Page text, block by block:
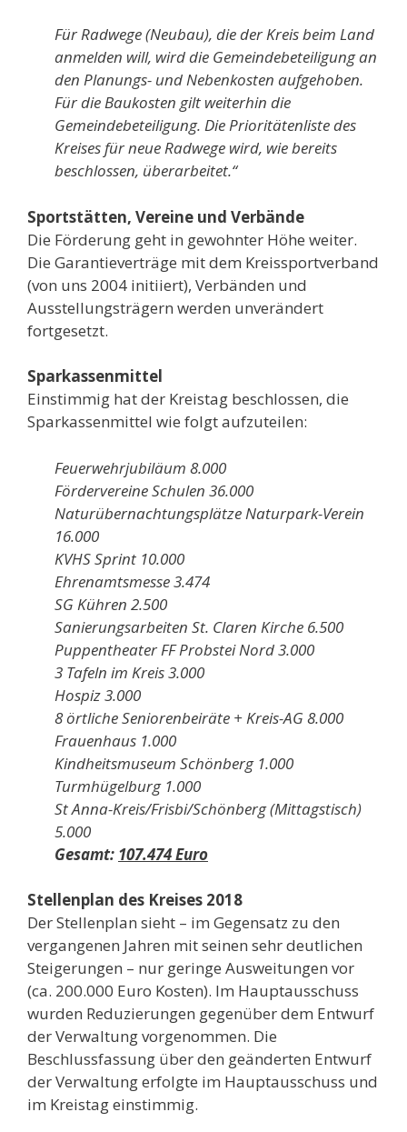
Für Radwege (Neubau), die der Kreis beim Land
anmelden will, wird die Gemeindebeteiligung an
den Planungs- und Nebenkosten aufgehoben.
Für die Baukosten gilt weiterhin die
Gemeindebeteiligung. Die Prioritätenliste des
Kreises für neue Radwege wird, wie bereits
beschlossen, überarbeitet.“
Sportstätten, Vereine und Verbände
Die Förderung geht in gewohnter Höhe weiter.
Die Garantieverträge mit dem Kreissportverband
(von uns 2004 initiiert), Verbänden und
Ausstellungsträgern werden unverändert
fortgesetzt.
Sparkassenmittel
Einstimmig hat der Kreistag beschlossen, die
Sparkassenmittel wie folgt aufzuteilen:
Feuerwehrjubiläum 8.000
Fördervereine Schulen 36.000
Naturübernachtungsplätze Naturpark-Verein
16.000
KVHS Sprint 10.000
Ehrenamtsmesse 3.474
SG Kühren 2.500
Sanierungsarbeiten St. Claren Kirche 6.500
Puppentheater FF Probstei Nord 3.000
3 Tafeln im Kreis 3.000
Hospiz 3.000
8 örtliche Seniorenbeiräte + Kreis-AG 8.000
Frauenhaus 1.000
Kindheitsmuseum Schönberg 1.000
Turmhügelburg 1.000
St Anna-Kreis/Frisbi/Schönberg (Mittagstisch)
5.000
Gesamt: 107.474 Euro
Stellenplan des Kreises 2018
Der Stellenplan sieht – im Gegensatz zu den
vergangenen Jahren mit seinen sehr deutlichen
Steigerungen – nur geringe Ausweitungen vor
(ca. 200.000 Euro Kosten). Im Hauptausschuss
wurden Reduzierungen gegenüber dem Entwurf
der Verwaltung vorgenommen. Die
Beschlussfassung über den geänderten Entwurf
der Verwaltung erfolgte im Hauptausschuss und
im Kreistag einstimmig.